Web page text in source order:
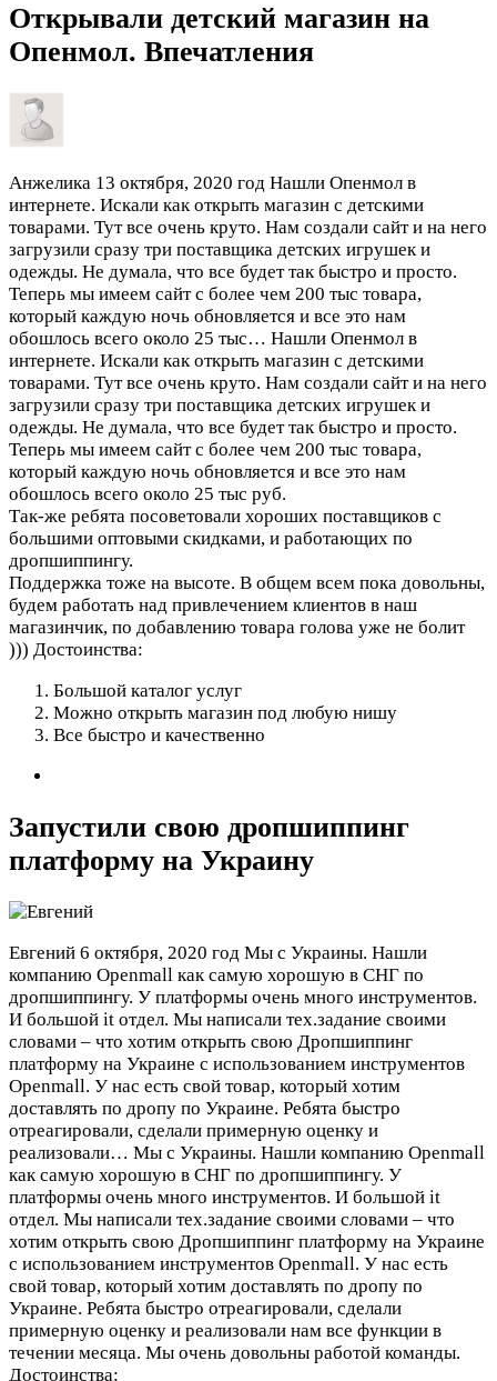
Открывали детский магазин на
Опенмол. Впечатления
Анжелика 13 октября, 2020 год Нашли Опенмол в
интернете. Искали как открыть магазин с детскими
товарами. Тут все очень круто. Нам создали сайт и на него
загрузили сразу три поставщика детских игрушек и
одежды. Не думала, что все будет так быстро и просто.
Теперь мы имеем сайт с более чем 200 тыс товара,
который каждую ночь обновляется и все это нам
обошлось всего около 25 тыс… Нашли Опенмол в
интернете. Искали как открыть магазин с детскими
товарами. Тут все очень круто. Нам создали сайт и на него
загрузили сразу три поставщика детских игрушек и
одежды. Не думала, что все будет так быстро и просто.
Теперь мы имеем сайт с более чем 200 тыс товара,
который каждую ночь обновляется и все это нам
обошлось всего около 25 тыс руб.
Так-же ребята посоветовали хороших поставщиков с
большими оптовыми скидками, и работающих по
дропшиппингу.
Поддержка тоже на высоте. В общем всем пока довольны,
будем работать над привлечением клиентов в наш
магазинчик, по добавлению товара голова уже не болит
))) Достоинства:
Большой каталог услуг
Можно открыть магазин под любую нишу
Все быстро и качественно
Запустили свою дропшиппинг
платформу на Украину
Евгений 6 октября, 2020 год Мы с Украины. Нашли
компанию Openmall как самую хорошую в СНГ по
дропшиппингу. У платформы очень много инструментов.
И большой it отдел. Мы написали тех.задание своими
словами – что хотим открыть свою Дропшиппинг
платформу на Украине с использованием инструментов
Openmall. У нас есть свой товар, который хотим
доставлять по дропу по Украине. Ребята быстро
отреагировали, сделали примерную оценку и
реализовали… Мы с Украины. Нашли компанию Openmall
как самую хорошую в СНГ по дропшиппингу. У
платформы очень много инструментов. И большой it
отдел. Мы написали тех.задание своими словами – что
хотим открыть свою Дропшиппинг платформу на Украине
с использованием инструментов Openmall. У нас есть
свой товар, который хотим доставлять по дропу по
Украине. Ребята быстро отреагировали, сделали
примерную оценку и реализовали нам все функции в
течении месяца. Мы очень довольны работой команды.
Достоинства: